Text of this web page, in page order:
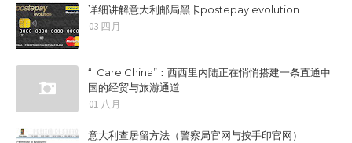
详细讲解意大利邮局黑卡postepay evolution
03 四月
“I Care China”：西西里内陆正在悄悄搭建一条直通中
国的经贸与旅游通道
01 八月
意大利查居留方法（警察局官网与按手印官网）